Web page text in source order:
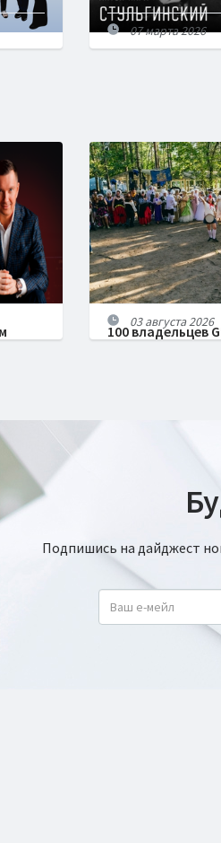
07 марта 2026
100 владельцев
03 августа 2026
Подпишись на дайджест